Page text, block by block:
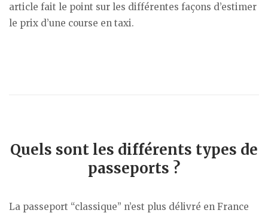
article fait le point sur les différentes façons d’estimer
le prix d’une course en taxi.
Quels sont les différents types de
passeports ?
La passeport “classique” n’est plus délivré en France